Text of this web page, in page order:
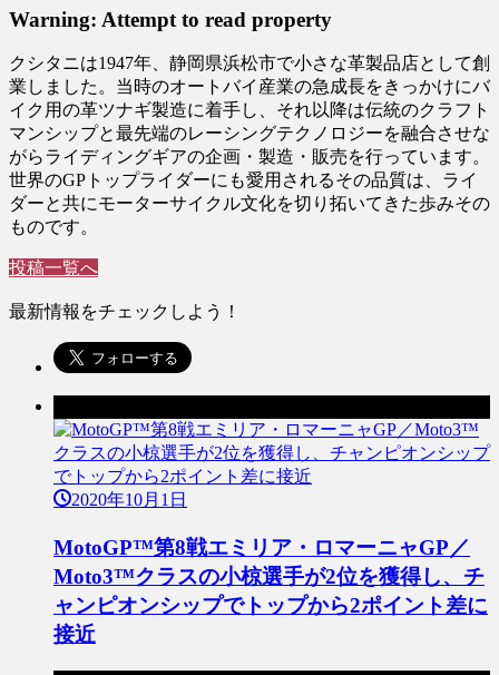
Warning: Attempt to read property
クシタニは1947年、静岡県浜松市で小さな革製品店として創
業しました。当時のオートバイ産業の急成長をきっかけにバ
イク用の革ツナギ製造に着手し、それ以降は伝統のクラフト
マンシップと最先端のレーシングテクノロジーを融合させな
がらライディングギアの企画・製造・販売を行っています。
世界のGPトップライダーにも愛用されるその品質は、ライ
ダーと共にモーターサイクル文化を切り拓いてきた歩みその
ものです。
投稿一覧へ
最新情報をチェックしよう！
2020年10月1日
MotoGP™第8戦エミリア・ロマーニャGP／
Moto3™クラスの小椋選手が2位を獲得し、チ
ャンピオンシップでトップから2ポイント差に
接近